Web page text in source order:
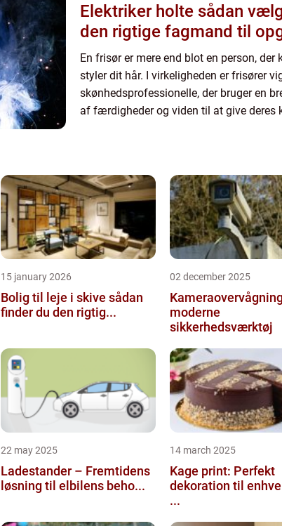
Elektriker holte sådan vælger du
den rigtige fagmand til
En frisør er mere end blot en person, der
styler dit hår. I virkeligheden er frisører
skønhedsprofessionelle, der bruger en
af færdigheder og viden til at give deres
15 january 2026
Bolig til leje i skive sådan
finder du den rigtig...
02 december 2025
moderne
sikkerhedsværktøj
22 may 2025
Ladestander – Fremtidens
løsning til elbilens beho...
14 march 2025
Kage print: Perfekt
dekoration til
...